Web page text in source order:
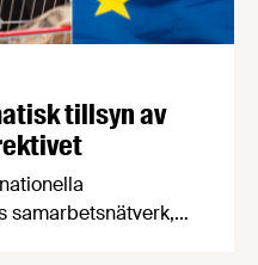
tillsyn av
samarbetsnätverk,